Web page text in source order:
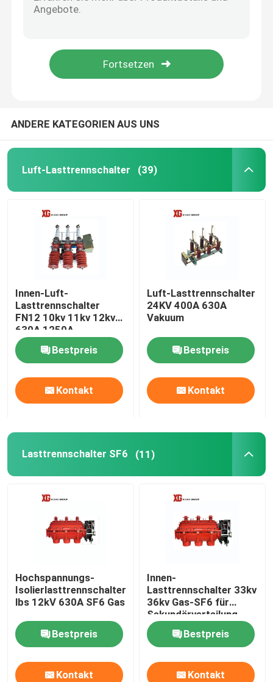
Vakuumleistungsschalter
Ct-Stromwandler
Maßeinheit CT Pint
Zink-Oxid-Überspannungsschutz
HRC-Sicherung
Sicherung ausfallen lassen
Öltransformator
Kompakte Transformator-Nebenstelle
ANDERE KATEGORIEN AUS UNS
Luft-Lasttrennschalter (39)
Innen-Luft-
Lasttrennschalter
FN12 10kv 11kv 12kv
630A 1250A
Bestpreis
Kontakt
Luft-Lasttrennschalter
24KV 400A 630A
Vakuum
Bestpreis
Kontakt
Lasttrennschalter SF6 (11)
Hochspannungs-
Isolierlasttrennschalter
lbs 12kV 630A SF6 Gas
Bestpreis
Kontakt
Innen-
Lasttrennschalter 33kv
36kv Gas-SF6 für
Sekundärverteilung
Bestpreis
Kontakt